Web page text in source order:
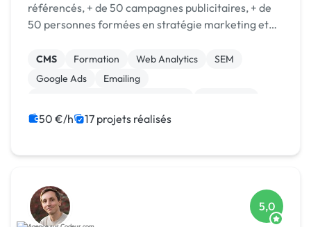
référencés, + de 50 campagnes publicitaires, + de
50 personnes formées en stratégie marketing et
CMS Formation Web Analytics
SEM
Google Ads
Emailing
Machine Learning
Web design
50 €/h 17 projets réalisés
5,0